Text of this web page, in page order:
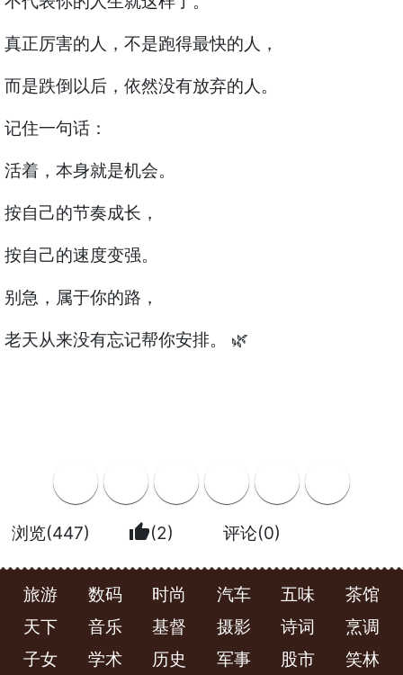
真正厉害的人，不是跑得最快的人，
而是跌倒以后，依然没有放弃的人。
记住一句话：
活着，本身就是机会。
按自己的节奏成长，
按自己的速度变强。
别急，属于你的路，
老天从来没有忘记帮你安排。 🌿
浏览(447) thumb_up(2) 评论(0)
旅游 数码 时尚 汽车 五味
茶馆
天下
音乐 基督 摄影 诗词
烹调
子女
学术 历史 军事 股市 笑林